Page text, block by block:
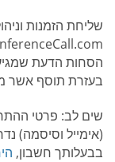
שליחת הזמנות
הסחות הדעת
בעזרת תוסף אשר
(אימייל וסיסמה)
בבעלותך חשבון,